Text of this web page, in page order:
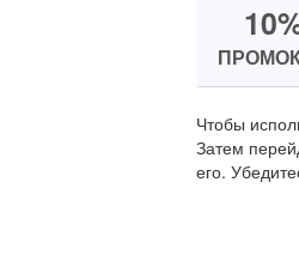
Чтобы
Затем
его.